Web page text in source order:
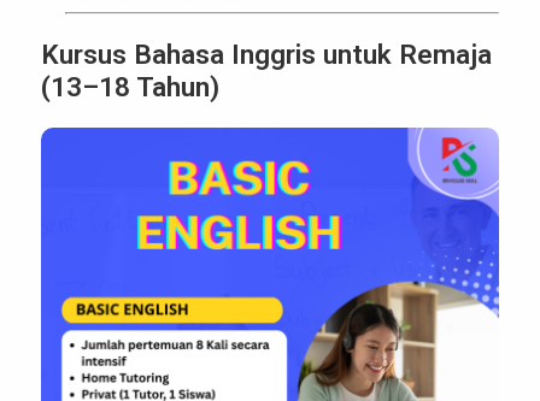
Kursus Bahasa Inggris untuk Remaja
(13–18 Tahun)